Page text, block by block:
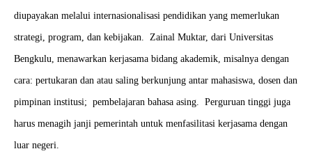
diupayakan melalui internasionalisasi pendidikan yang memerlukan
strategi, program, dan kebijakan. Zainal Muktar, dari Universitas
Bengkulu, menawarkan kerjasama bidang akademik, misalnya dengan
cara: pertukaran dan atau saling berkunjung antar mahasiswa, dosen dan
pimpinan institusi; pembelajaran bahasa asing. Perguruan tinggi juga
harus menagih janji pemerintah untuk menfasilitasi kerjasama dengan
luar negeri.